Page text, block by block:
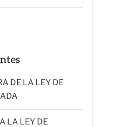
DE LA LEY DE
LA LEY DE